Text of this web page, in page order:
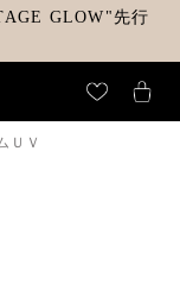
GLOW"先行
ＵＶ